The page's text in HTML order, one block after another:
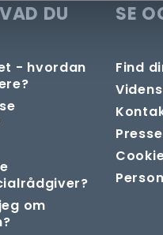
DU
- hvordan
om
SE
Find
Presse